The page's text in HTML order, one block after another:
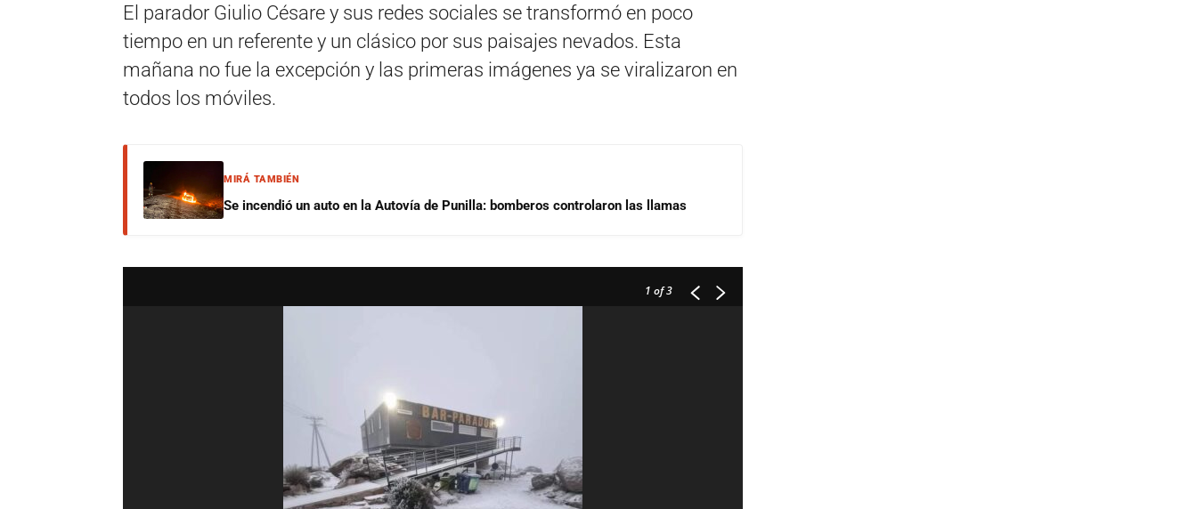
El parador Giulio Césare y sus redes sociales se transformó en poco
tiempo en un referente y un clásico por sus paisajes nevados. Esta
mañana no fue la excepción y las primeras imágenes ya se viralizaron en
todos los móviles.
MIRÁ TAMBIÉN
Se incendió un auto en la Autovía de Punilla: bomberos controlaron las llamas
1 of 3